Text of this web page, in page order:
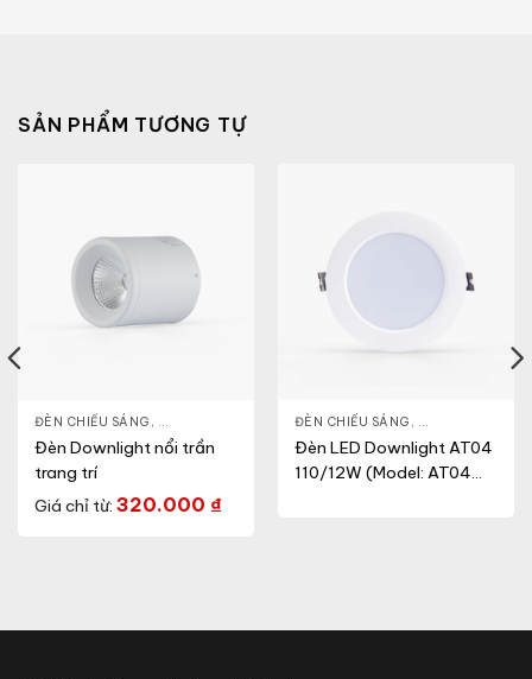
SẢN PHẨM TƯƠNG TỰ
ĐÈN CHIẾU SÁNG , ĐÈN LED DOWNLIGHT,THIẾT BỊ CHIẾU SÁNG
Đèn Downlight nổi trần
trang trí
Giá chỉ từ: 320.000 ₫
ĐÈN CHIẾU SÁNG , ĐÈN LED
Đèn LED Downlight AT04
110/12W (Model: AT04
,THIẾT BỊ CHIẾU SÁNG